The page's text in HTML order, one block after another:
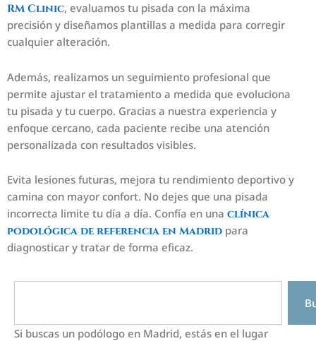
RM Clinic, evaluamos tu pisada con la máxima
precisión y diseñamos plantillas a medida para corregir
cualquier alteración.
Además, realizamos un seguimiento profesional que
permite ajustar el tratamiento a medida que evoluciona
tu pisada y tu cuerpo. Gracias a nuestra experiencia y
enfoque cercano, cada paciente recibe una atención
personalizada con resultados visibles.
Evita lesiones futuras, mejora tu rendimiento deportivo y
camina con mayor confort. No dejes que una pisada
incorrecta limite tu día a día. Confía en una clínica
podológica de referencia en Madrid para
diagnosticar y tratar de forma eficaz.
Si buscas un podólogo en Madrid, estás en el lugar